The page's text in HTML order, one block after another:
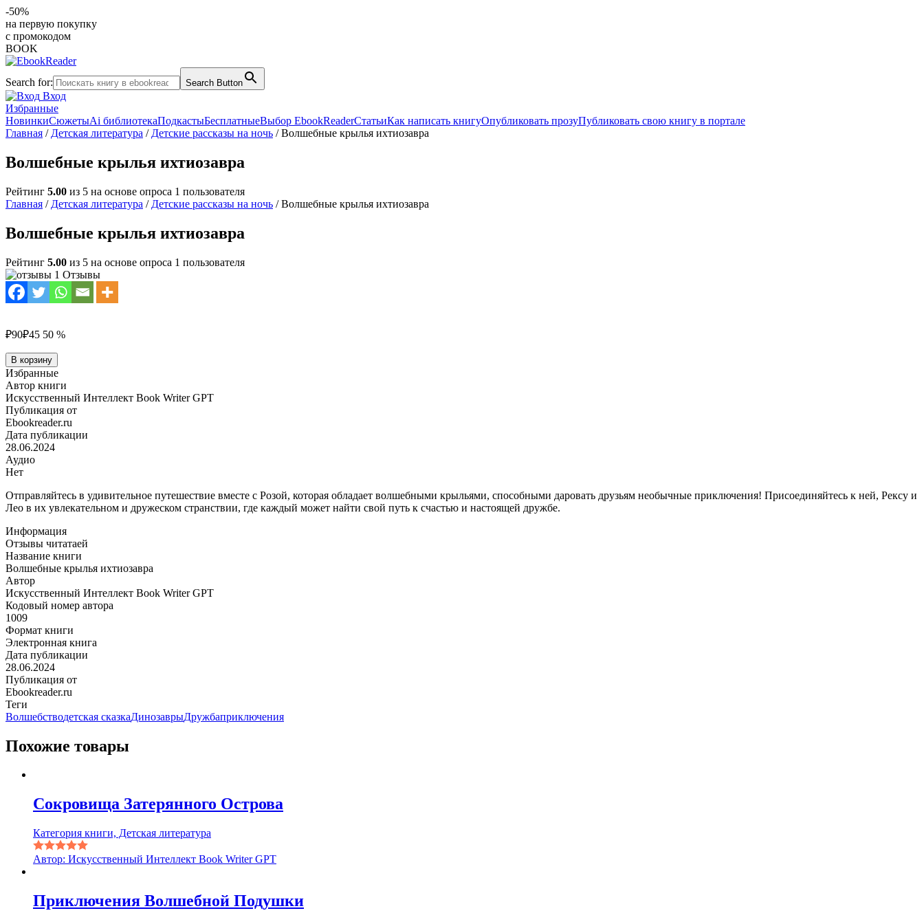
-50%
на первую покупку
с промокодом
BOOK
Search for: Search Button
Вход
Избранные
НовинкиСюжетыAi библиотекаПодкастыБесплатныеВыбор EbookReaderСтатьиКак написать книгуОпубликовать прозуПубликовать свою книгу в портале
Главная / Детская литература / Детские рассказы на ночь / Волшебные крылья ихтиозавра
Волшебные крылья ихтиозавра
Рейтинг 5.00 из 5 на основе опроса 1 пользователя
Главная / Детская литература / Детские рассказы на ночь / Волшебные крылья ихтиозавра
Волшебные крылья ихтиозавра
Рейтинг 5.00 из 5 на основе опроса 1 пользователя
1 Отзывы
₽90₽45 50 %
Количество
товара
Волшебные
крылья
ихтиозавра
В корзину
Избранные
Автор книги
Искусственный Интеллект Book Writer GPT
Публикация от
Ebookreader.ru
Дата публикации
28.06.2024
Аудио
Нет
Отправляйтесь в удивительное путешествие вместе с Розой, которая обладает волшебными крыльями, способными даровать друзьям необычные приключения! Присоединяйтесь к ней, Рексу и
Лео в их увлекательном и дружеском странствии, где каждый может найти свой путь к счастью и настоящей дружбе.
Информация
Отзывы читатаей
Название книги
Волшебные крылья ихтиозавра
Автор
Искусственный Интеллект Book Writer GPT
Кодовый номер автора
1009
Формат книги
Электронная книга
Дата публикации
28.06.2024
Публикация от
Ebookreader.ru
Теги
Волшебстводетская сказкаДинозаврыДружбаприключения
Похожие товары
Сокровища Затерянного Острова
Категория книги, Детская литература
Автор: Искусственный Интеллект Book Writer GPT
Приключения Волшебной Подушки